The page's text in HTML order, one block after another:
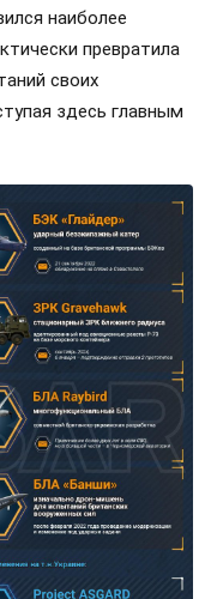
наиболее
превратила
своих
здесь главным